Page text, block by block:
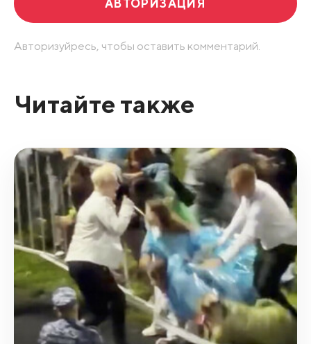
АВТОРИЗАЦИЯ
Авторизуйресь, чтобы оставить комментарий.
Читайте также